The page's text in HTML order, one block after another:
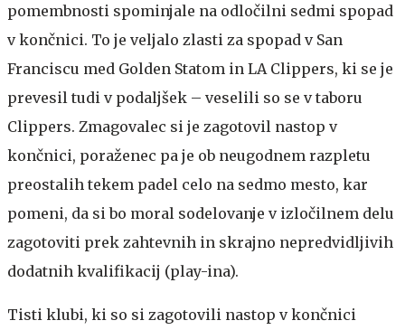
pomembnosti spominjale na odločilni sedmi spopad
v končnici. To je veljalo zlasti za spopad v San
Franciscu med Golden Statom in LA Clippers, ki se je
prevesil tudi v podaljšek – veselili so se v taboru
Clippers. Zmagovalec si je zagotovil nastop v
končnici, poraženec pa je ob neugodnem razpletu
preostalih tekem padel celo na sedmo mesto, kar
pomeni, da si bo moral sodelovanje v izločilnem delu
zagotoviti prek zahtevnih in skrajno nepredvidljivih
dodatnih kvalifikacij (play-ina).
Tisti klubi, ki so si zagotovili nastop v končnici